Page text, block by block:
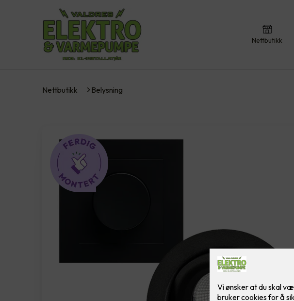
Nettbutikk
Nettbutikk Belysning